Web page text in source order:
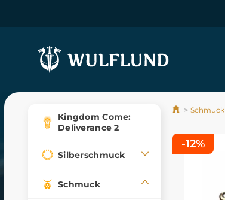
Kingdom Come:
Deliverance 2
Silberschmuck
Schmuck
Schmuck
-12%